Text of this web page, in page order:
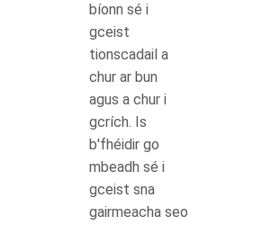
bíonn sé i
gceist
tionscadail a
chur ar bun
agus a chur i
gcrích. Is
b'fhéidir go
mbeadh sé i
gceist sna
gairmeacha seo